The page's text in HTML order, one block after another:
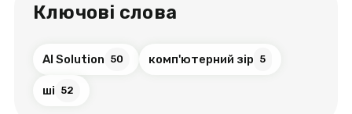
Ключові слова
AI Solution 50 комп'ютерний зір 5
ші 52